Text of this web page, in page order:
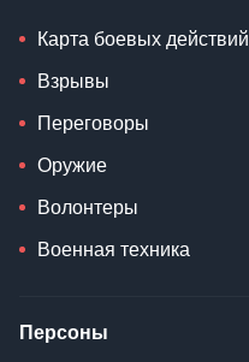
Карта боевых действий
Взрывы
Переговоры
Оружие
Волонтеры
Военная техника
Персоны